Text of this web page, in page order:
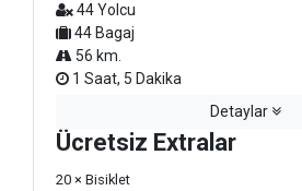
44 Yolcu
44 Bagaj
56 km.
1 Saat, 5 Dakika
Detaylar
Ücretsiz Extralar
20 × Bisiklet